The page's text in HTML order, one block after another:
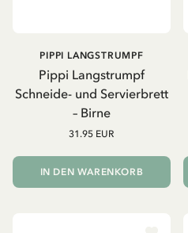
Pippi Langstrumpf
Schneide- und Servierbrett
– Birne
PIPPI LANGSTRUMPF
31.95 EUR
IN DEN WARENKORB